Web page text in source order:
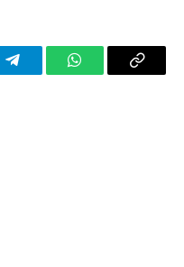
TelegramWhatsAppCopy